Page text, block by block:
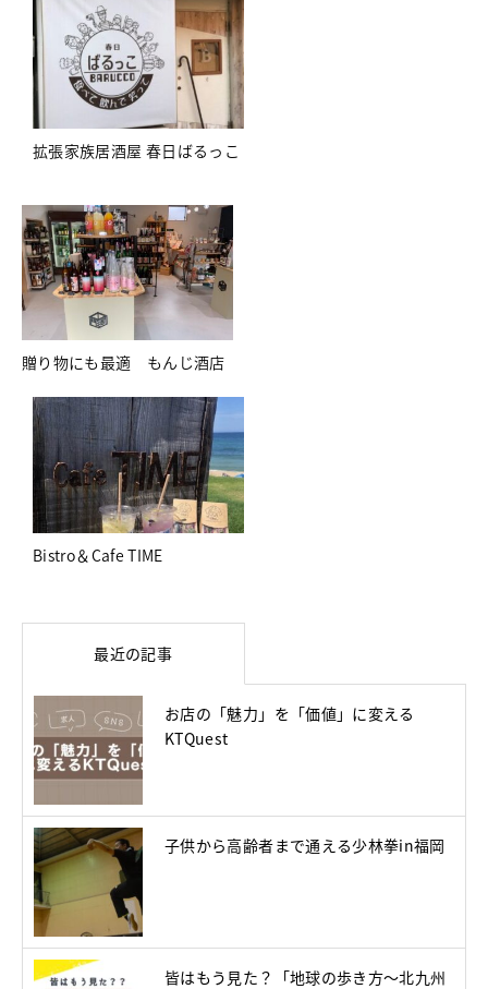
拡張家族居酒屋 春日ばるっこ
贈り物にも最適 もんじ酒店
Bistro＆Cafe TIME
最近の記事
お店の「魅力」を「価値」に変える
KTQuest
子供から高齢者まで通える少林拳in福岡
皆はもう見た？「地球の歩き方～北九州